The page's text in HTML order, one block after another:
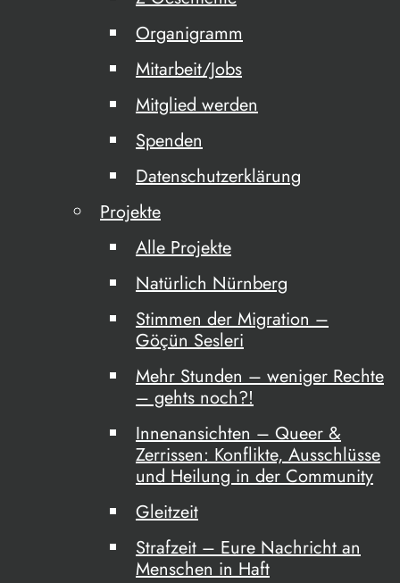
Organigramm
Mitarbeit/Jobs
Mitglied werden
Spenden
Datenschutzerklärung
Projekte
Alle Projekte
Natürlich Nürnberg
Stimmen der Migration –
Göçün Sesleri
Mehr Stunden – weniger Rechte
– gehts noch?!
Innenansichten – Queer &
Zerrissen: Konflikte, Ausschlüsse
und Heilung in der Community
Gleitzeit
Strafzeit – Eure Nachricht an
Menschen in Haft